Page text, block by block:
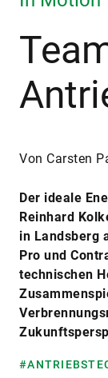
Von Carsten
Der ideale
Reinhard
in Landsberg
Pro und
technischen